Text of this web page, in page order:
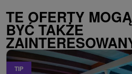
TE OFERTY
BYĆ TAKŻE
TIP